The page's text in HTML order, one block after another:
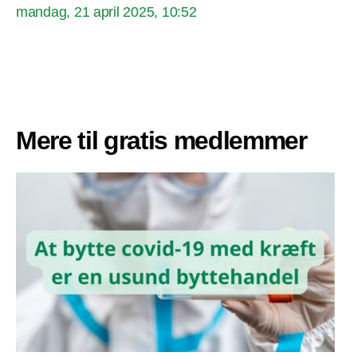
mandag, 21 april 2025, 10:52
Mere til gratis medlemmer